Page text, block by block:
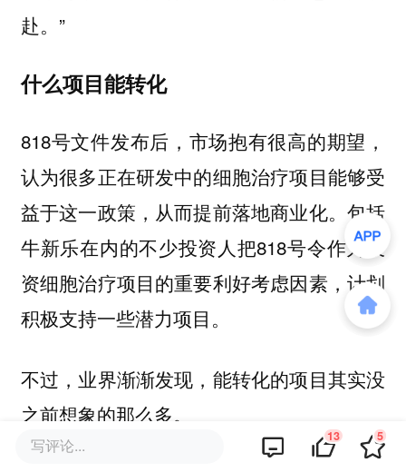
赴。”
什么项目能转化
818号文件发布后，市场抱有很高的期望，
认为很多正在研发中的细胞治疗项目能够受
益于这一政策，从而提前落地商业化。包括
牛新乐在内的不少投资人把818号令作为投
资细胞治疗项目的重要利好考虑因素，计划
积极支持一些潜力项目。
不过，业界渐渐发现，能转化的项目其实没
之前想象的那么多。
写评论... 13 5